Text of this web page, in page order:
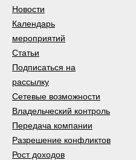
Новости
Календарь
мероприятий
Статьи
Подписаться на
рассылку
Сетевые возможности
Владельческий контроль
Передача компании
Разрешение конфликтов
Рост доходов